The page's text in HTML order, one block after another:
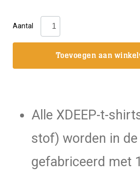
Aantal
XDeep:
Wavy
Toevoegen aan
Alle XDEEP-t-
stof) worden in de
gefabriceerd met